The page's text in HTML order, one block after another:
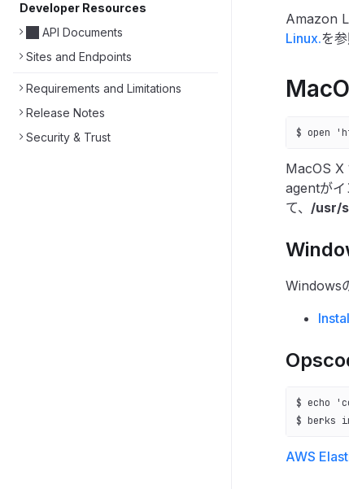
Developer Resources
API Documents
Sites and Endpoints
Requirements and Limitations
Release Notes
Security & Trust
Amazon
Linux.を
$ open
MacOS X
agentがイ
て、 /usr/
Windows
$ echo
$ berks
AWS